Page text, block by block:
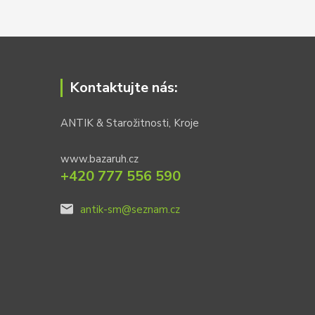
Kontaktujte nás:
ANTIK & Starožitnosti, Kroje
www.bazaruh.cz
+420 777 556 590
antik-sm@seznam.cz